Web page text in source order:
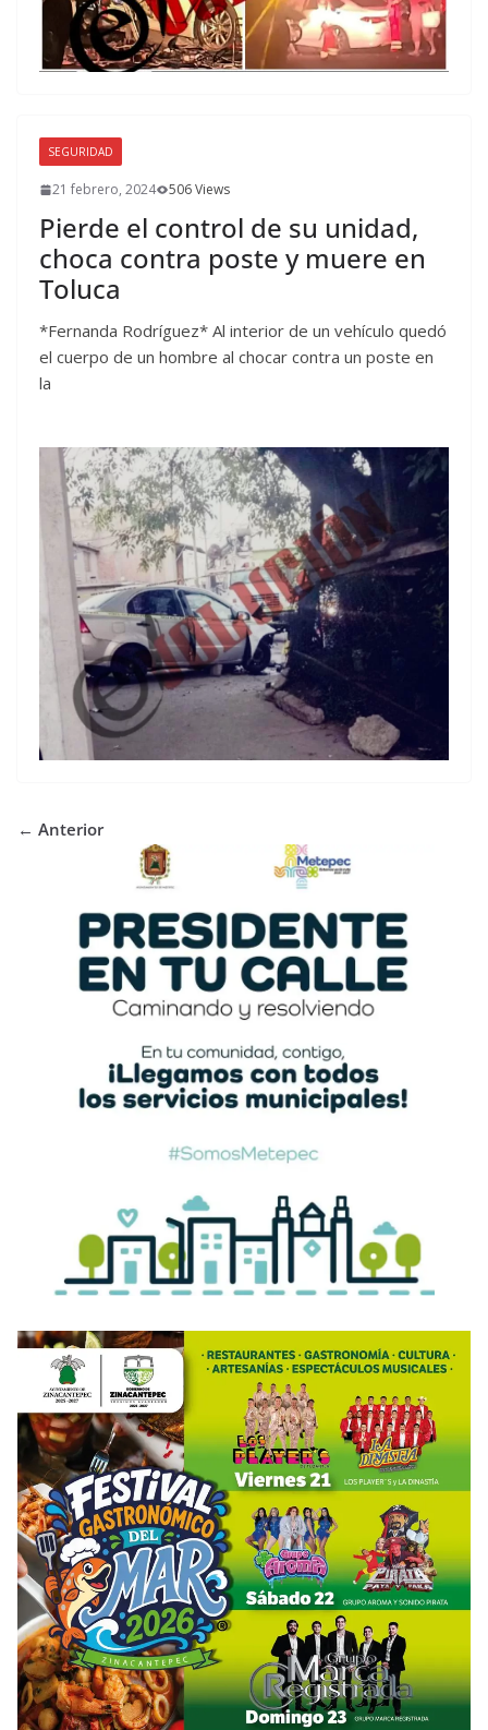
SEGURIDAD
21 febrero, 2024 506 Views
Pierde el control de su unidad,
choca contra poste y muere en
Toluca
*Fernanda Rodríguez* Al interior de un vehículo quedó
el cuerpo de un hombre al chocar contra un poste en
la
← Anterior